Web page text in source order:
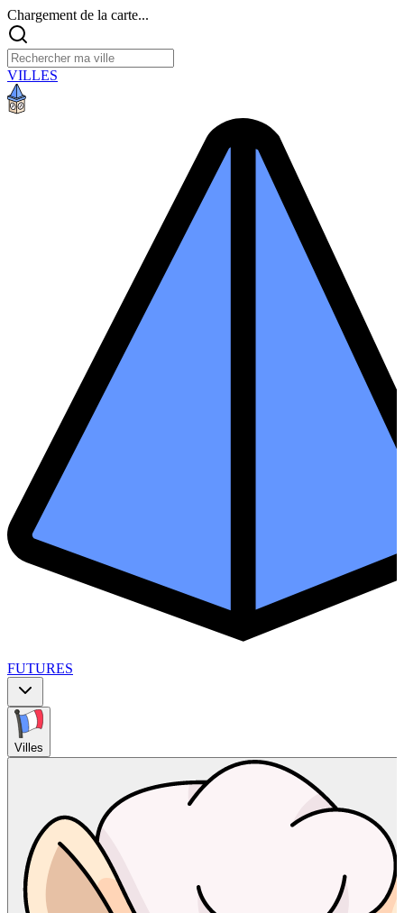
Chargement de la carte...
VILLES
FUTURES
Villes